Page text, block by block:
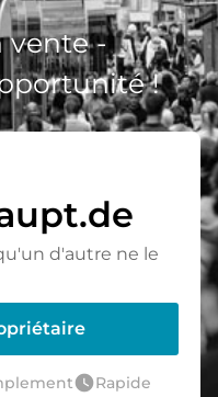
vente -
!
d'autre ne le
watch_laterRapide